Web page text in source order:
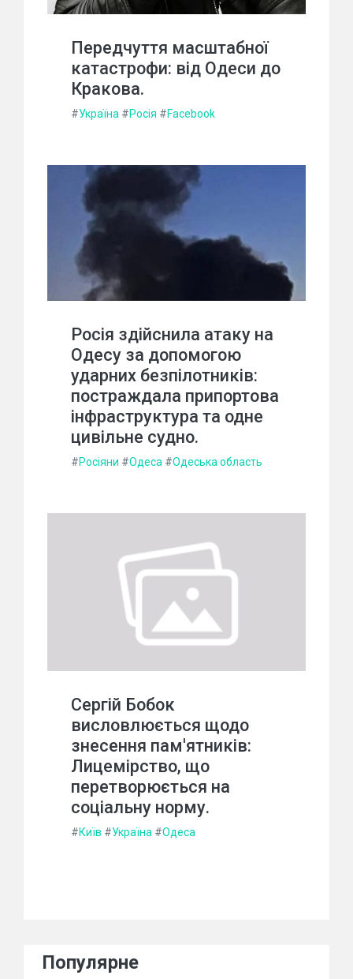
Передчуття масштабної
катастрофи: від Одеси до
Кракова.
#Україна #Росія #Facebook
Росія здійснила атаку на
Одесу за допомогою
ударних безпілотників:
постраждала припортова
інфраструктура та одне
цивільне судно.
#Росіяни #Одеса #Одеська область
Сергій Бобок
висловлюється щодо
знесення пам'ятників:
Лицемірство, що
перетворюється на
соціальну норму.
#Київ #Україна #Одеса
Популярне